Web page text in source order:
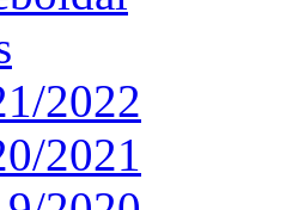
2022
2021